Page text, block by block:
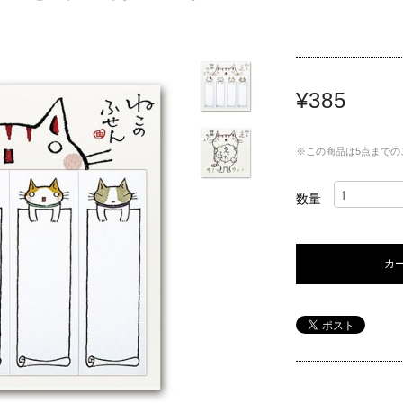
¥385
※この商品は5点までの
数量
カ